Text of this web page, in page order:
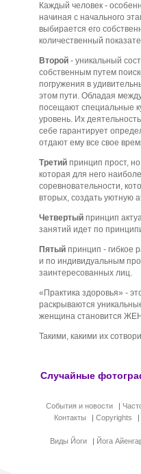
Каждый человек -
начиная с начального
выбирается его
количественный
Второй - уникальный
собственным путем
погружения в
этом пути. Обладая
посещают специальные
уровень. Их
себе гарантирует
отдают ему все свое
Третий принцип прост,
которая для него
соревновательности,
вторых, создать уютную
Четвертый принцип
занятий идет по
Пятый принцип - гибкое
и по индивидуальным
заинтересованных лиц.
«Практика здоровья» -
раскрываются
женщина становится
Такими, какими их
Случайные
События и новости |
Контакты
| Copyrights |
Виды Йоги | Йога